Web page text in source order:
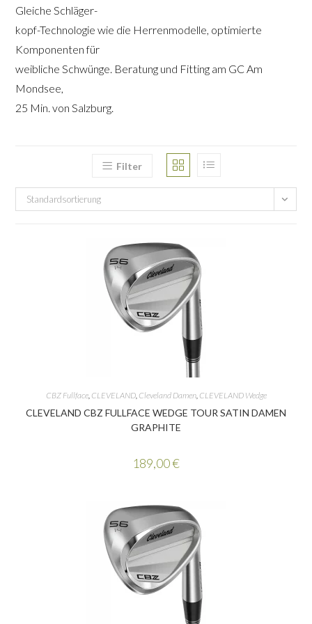
Gleiche Schläger-
kopf-Technologie wie die Herrenmodelle, optimierte
Komponenten für
weibliche Schwünge. Beratung und Fitting am GC Am
Mondsee,
25 Min. von Salzburg.
Filter
Standardsortierung
CBZ Fullface, CLEVELAND, Cleveland Damen, CLEVELAND Wedge
CLEVELAND CBZ FULLFACE WEDGE TOUR SATIN DAMEN
GRAPHITE
189,00€